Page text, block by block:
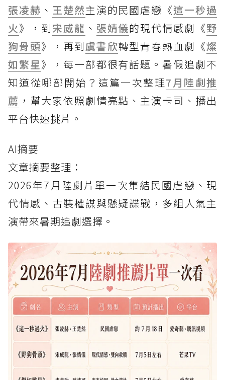
張凌赫 、 王楚然主演的民國虐戀《這一秒過
火》，到宋威龍 、 張婧儀的現代情感劇《野
狗骨頭》，再到虞書欣轉型青春熱血劇《燦
如繁星》，每一部都很有話題。暑假追劇不
知道從哪部開始？這篇一次整理7月陸劇推
薦 ，幫大家依照劇情亮點、主演卡司、播出
平台快速挑片。
AI摘要
文章摘要整理：
2026年7月陸劇片單一次集結民國虐戀、現
代情感、古裝權謀與懸疑諜戰，多組人氣主
演帶來暑期追劇選擇。